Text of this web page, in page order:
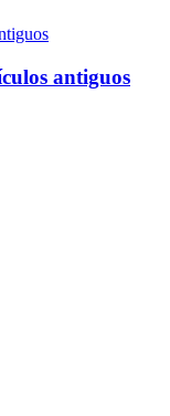
antiguos